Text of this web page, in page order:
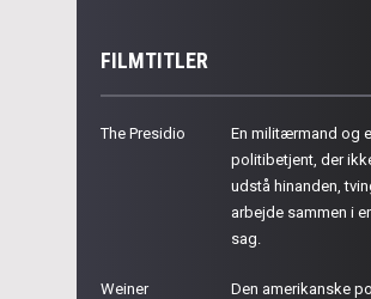
FILMTITLER
The Presidio
En militærmand og
politibetjent, der
udstå hinanden,
arbejde sammen i
sag.
Weiner
Den amerikanske